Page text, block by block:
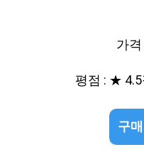
가격
평점 : ★ 4.5
구